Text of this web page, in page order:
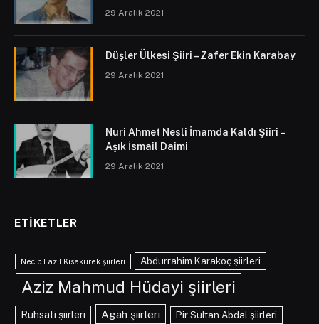
29 Aralık 2021
Düşler Ülkesi Şiiri – Zafer Ekin Karabay
29 Aralık 2021
Nuri Ahmet Nesli İmamda Kaldı Şiiri –
Aşık İsmail Daimi
29 Aralık 2021
ETIKETLER
Necip Fazıl Kısakürek şiirleri Abdurrahim Karakoç şiirleri
Aziz Mahmud Hüdayi şiirleri
Ruhsati şiirleri Agah şiirleri Pir Sultan Abdal şiirleri